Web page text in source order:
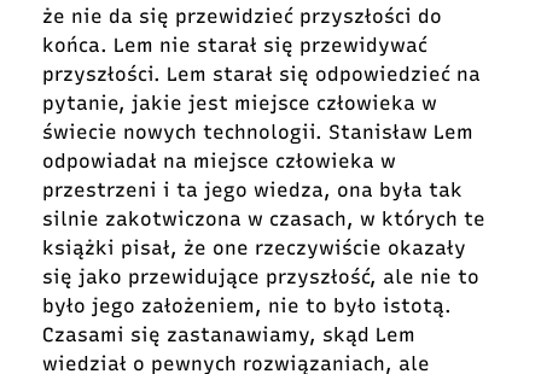
że nie da się przewidzieć przyszłości do
końca. Lem nie starał się przewidywać
przyszłości. Lem starał się odpowiedzieć na
pytanie, jakie jest miejsce człowieka w
świecie nowych technologii. Stanisław Lem
odpowiadał na miejsce człowieka w
przestrzeni i ta jego wiedza, ona była tak
silnie zakotwiczona w czasach, w których te
książki pisał, że one rzeczywiście okazały
się jako przewidujące przyszłość, ale nie to
było jego założeniem, nie to było istotą.
Czasami się zastanawiamy, skąd Lem
wiedział o pewnych rozwiązaniach, ale